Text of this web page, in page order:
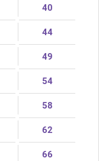
40
44
49
54
58
62
66